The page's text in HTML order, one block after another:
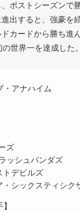
ポストシーズン
進出すると、強豪
カードから勝ち進
世界一を達成した
・アナハイム
ズ
ッシュパンダズ
トデビルズ
シックスティシク